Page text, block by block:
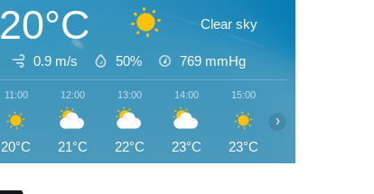
20°C Clear sky
0.9 m/s 50% 769 mmHg
11:00
20°C
12:00
21°C
13:00
22°C
14:00
23°C
15:00
23°C
›